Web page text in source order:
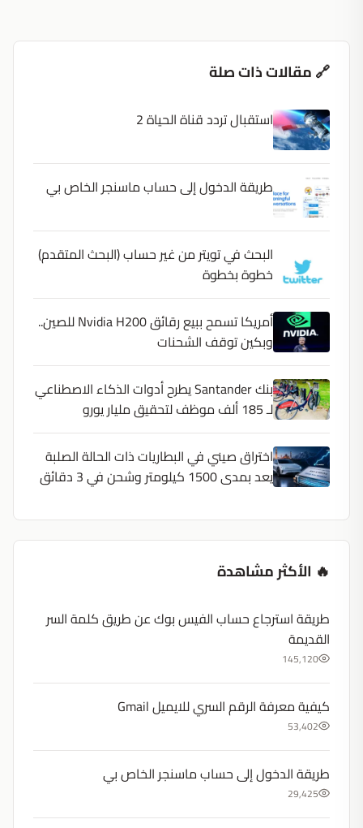
🔗 مقالات ذات صلة
استقبال تردد قناة الحياة 2
طريقة الدخول إلى حساب ماسنجر الخاص بي
البحث في تويتر من غير حساب (البحث المتقدم)
خطوة بخطوة
أمريكا تسمح ببيع رقائق Nvidia H200 للصين..
وبكين توقف الشحنات
بنك Santander يطرح أدوات الذكاء الاصطناعي
لـ 185 ألف موظف لتحقيق مليار يورو
اختراق صيني في البطاريات ذات الحالة الصلبة
يعد بمدى 1500 كيلومتر وشحن في 3 دقائق
🔥 الأكثر مشاهدة
طريقة استرجاع حساب الفيس بوك عن طريق كلمة السر
القديمة
145,120
كيفية معرفة الرقم السري للايميل Gmail
53,402
طريقة الدخول إلى حساب ماسنجر الخاص بي
29,425